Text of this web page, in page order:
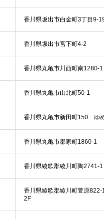
香川県坂出市白金町3丁目9-
香川県坂出市宮下町4-2
香川県丸亀市川西町南
香川県丸亀市山北町50-1
香川県丸亀市新田町150 ゆ
香川県丸亀市郡家町1860-1
香川県綾歌郡綾川町陶2741-1
香川県綾歌郡綾川町萱原
2F